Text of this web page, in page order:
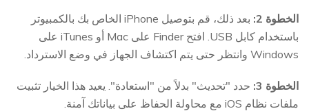
الخطوة 2:
بعد ذلك، قم بتوصيل iPhone الخاص بك بالكمبيوتر
باستخدام كابل USB. افتح Finder على Mac أو iTunes على
Windows وانتظر حتى يتم اكتشاف الجهاز في وضع الاسترداد.
الخطوة 3:
حدد "تحديث" بدلاً من "استعادة". يعيد هذا الخيار تثبيت
ملفات نظام iOS مع محاولة الحفاظ على بياناتك آمنة.